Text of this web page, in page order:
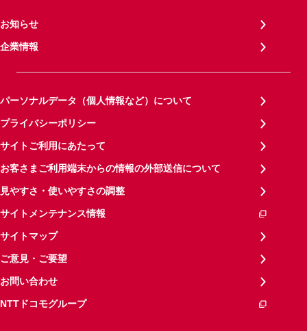
お知らせ
企業情報
パーソナルデータ（個人情報など）について
プライバシーポリシー
サイトご利用にあたって
お客さまご利用端末からの情報の外部送信について
見やすさ・使いやすさの調整
サイトメンテナンス情報
サイトマップ
ご意見・ご要望
お問い合わせ
NTTドコモグループ